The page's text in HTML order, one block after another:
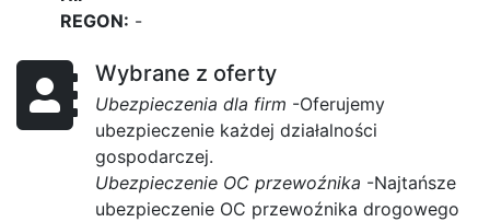
REGON: -
Wybrane z oferty
Ubezpieczenia dla firm -Oferujemy
ubezpieczenie każdej działalności
gospodarczej.
Ubezpieczenie OC przewoźnika -Najtańsze
ubezpieczenie OC przewoźnika drogowego